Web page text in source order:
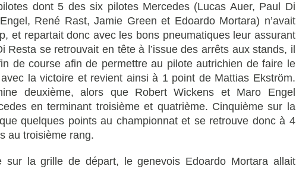
dont 5 des six pilotes Mercedes (Lucas Auer, Paul Di
René Rast, Jamie Green et Edoardo Mortara) n’avait
et repartait donc avec les bons pneumatiques leur assurant
Resta se retrouvait en tête à l’issue des arrêts aux stands, il
de course afin de permettre au pilote autrichien de faire le
la victoire et revient ainsi à 1 point de Mattias Ekström.
deuxième, alors que Robert Wickens et Maro Engel
en terminant troisième et quatrième. Cinquième sur la
quelques points au championnat et se retrouve donc à 4
au troisième rang.
sur la grille de départ, le genevois Edoardo Mortara allait